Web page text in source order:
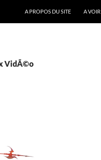
A PROPOS DU SITE A VOIR
VidÃ©o